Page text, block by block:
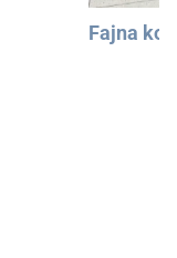
Fajna